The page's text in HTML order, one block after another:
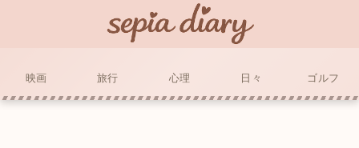
映画 旅行 心理 日々 ゴルフ